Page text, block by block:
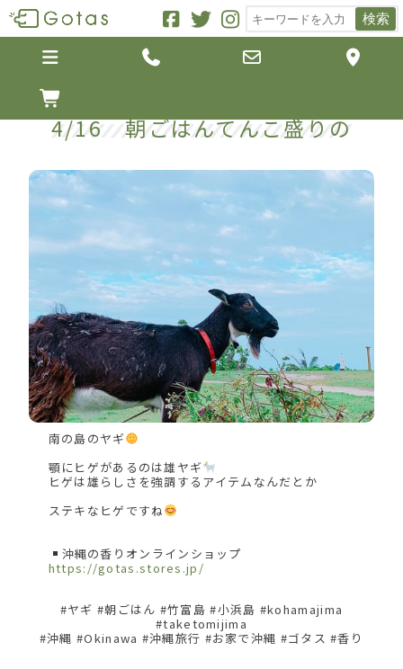
検索
   

4/16 朝ごはんてんこ盛りの
南の島のヤギ
顎にヒゲがあるのは雄ヤギ
ヒゲは雄らしさを強調するアイテムなんだとか
ステキなヒゲですね
沖縄の香りオンラインショップ
https://gotas.stores.jp/
#ヤギ #朝ごはん #竹富島 #小浜島 #kohamajima
#taketomijima
#沖縄 #Okinawa #沖縄旅行 #お家で沖縄 #ゴタス #香り